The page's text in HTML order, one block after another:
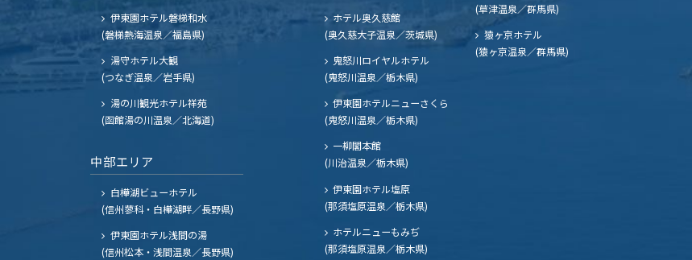
伊東園ホテル磐梯和水
(磐梯熱海温泉／福島県)
湯守ホテル大観
(つなぎ温泉／岩手県)
湯の川観光ホテル祥苑
(函館湯の川温泉／北海道)
中部エリア
白樺湖ビューホテル
(信州蓼科・白樺湖畔／長野県)
伊東園ホテル浅間の湯
(信州松本・浅間温泉／長野県)
ホテル奥久慈館
(奥久慈大子温泉／茨城県)
鬼怒川ロイヤルホテル
(鬼怒川温泉／栃木県)
伊東園ホテルニューさくら
(鬼怒川温泉／栃木県)
一柳閣本館
(川治温泉／栃木県)
伊東園ホテル塩原
(那須塩原温泉／栃木県)
ホテルニューもみぢ
(那須塩原温泉／栃木県)
(草津温泉／群馬県)
猿ヶ京ホテル
(猿ヶ京温泉／群馬県)